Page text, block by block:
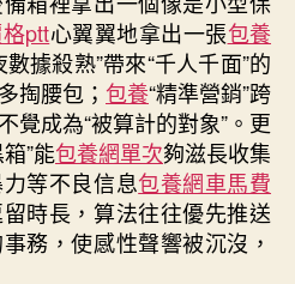
ptt心翼翼地拿出一張包養
據殺熟”帶來“千人千面”的
掏腰包； 包養“精準營銷”跨
覺成為“被算計的對象”。更
”能包養網單次夠滋長收集
等不良信息包養網車馬費
時長，算法往往優先推送
務，使感性聲響被沉沒，